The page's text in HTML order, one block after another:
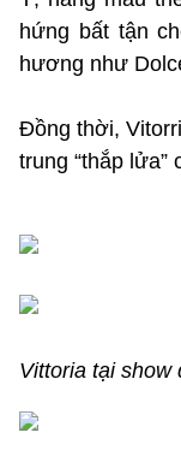
hứng bất tận
hương như
Đồng thời,
trung “thắp lửa”
Vittoria tại show